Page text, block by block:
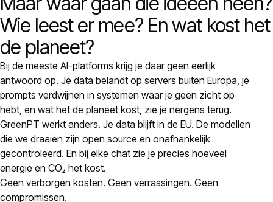
Prijzen
Over ons
Inloggen
NL
Wie leest er mee? En wat kost het
de planeet?
Bij de meeste AI-platforms krijg je daar geen eerlijk
antwoord op. Je data belandt op servers buiten Europa, je
prompts verdwijnen in systemen waar je geen zicht op
hebt, en wat het de planeet kost, zie je nergens terug.
GreenPT werkt anders. Je data blijft in de EU. De modellen
die we draaien zijn open source en onafhankelijk
gecontroleerd. En bij elke chat zie je precies hoeveel
energie en CO₂ het kost.
Geen verborgen kosten. Geen verrassingen. Geen
compromissen.